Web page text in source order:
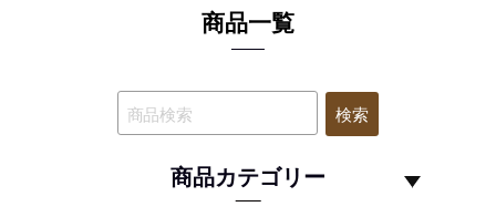
商品一覧
検索
商品カテゴリー